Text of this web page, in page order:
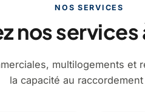
NOS SERVICES
nos services
multilogements et
la capacité au